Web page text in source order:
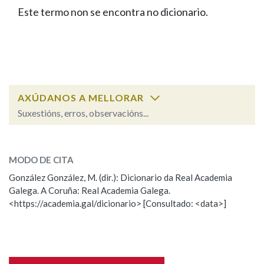
FIGURAS HOMENAXEADAS
PORTAL DAS PALABRAS
Facebook
TwitterYoutubeInstagram
Bluesky
BUSCAR NOS LEMAS
Remata por
BUSCAR NO CONTIDO
Nas definicións
Este termo non se encontra no dicionario.
AXÚDANOS A MELLORAR
Suxestións, erros, observacións...
Observación
Nome
MODO DE CITA
González González, M. (dir.): Dicionario da Real Academia
Galega. A Coruña: Real Academia Galega.
<https://academia.gal/dicionario> [Consultado: <data>]